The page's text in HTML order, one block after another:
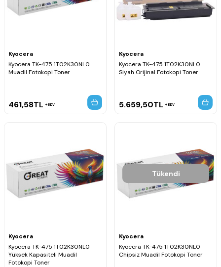
Kyocera
Kyocera TK-475 1T02K30NL0
Muadil Fotokopi Toner
461,58TL KDV
Kyocera
Kyocera TK-475 1T02K30NL0
Siyah Orijinal Fotokopi Toner
5.659,50TL KDV
Kyocera
Kyocera TK-475 1T02K30NL0
Yüksek Kapasiteli Muadil
Fotokopi Toner
Tükendi
Kyocera
Kyocera TK-475 1T02K30NL0
Chipsiz Muadil Fotokopi Toner